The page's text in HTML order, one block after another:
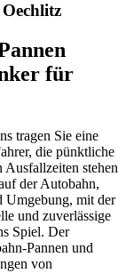
für
tragen Sie eine
die pünktliche
stehen
der Autobahn,
Umgebung, mit der
und zuverlässige
Spiel. Der
Pannen und
von